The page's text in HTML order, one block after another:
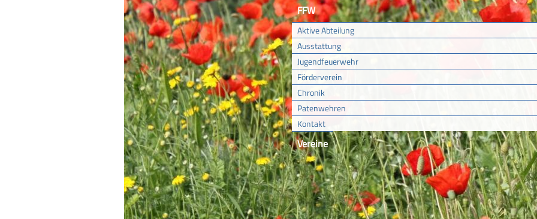
FFW
Aktive Abteilung
Ausstattung
Jugendfeuerwehr
Förderverein
Chronik
Patenwehren
Kontakt
Vereine